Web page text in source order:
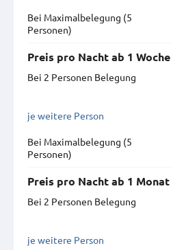
Bei Maximal­belegung (5
Personen)
Preis pro Nacht ab 1 Woche
Bei 2 Personen Belegung
je weitere Person
Bei Maximal­belegung (5
Personen)
Preis pro Nacht ab 1 Monat
Bei 2 Personen Belegung
je weitere Person